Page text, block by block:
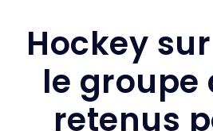
Hockey
le groupe
retenus